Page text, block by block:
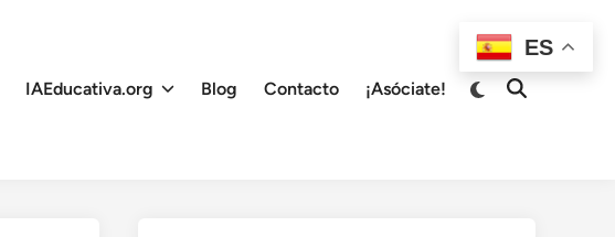
IAEducativa.org Blog Contacto ¡Asóciate!
Cambiar
Abrir
ES